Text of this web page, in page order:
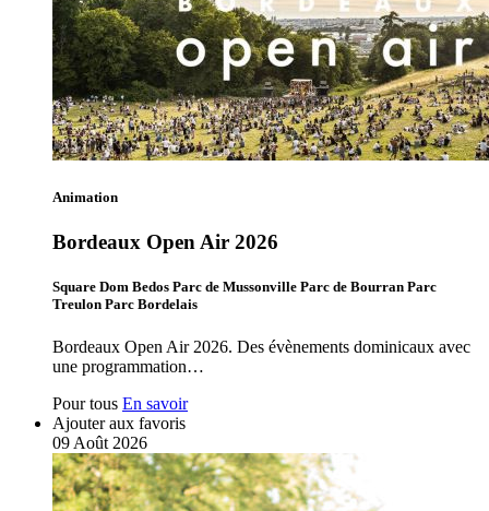
Animation
Bordeaux Open Air 2026
Square Dom Bedos Parc de Mussonville Parc de Bourran Parc
Treulon Parc Bordelais
Bordeaux Open Air 2026. Des évènements dominicaux avec
une programmation…
Pour tous En savoir
Ajouter aux favoris
09 Août 2026